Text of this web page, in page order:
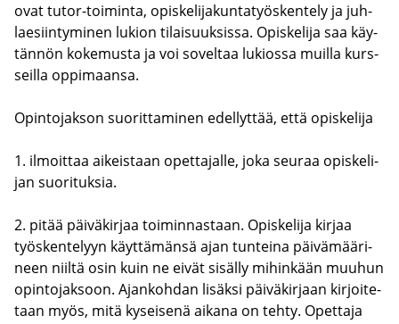
ovat tutor-​toiminta, opis­ke­li­ja­kun­ta­työs­ken­te­ly ja juh­
lae­siin­ty­mi­nen lu­kion ti­lai­suuk­sis­sa. Opis­ke­li­ja saa käy­
tän­nön ko­ke­mus­ta ja voi so­vel­taa lu­kios­sa muil­la kurs­
seil­la op­pi­maan­sa.
Opin­to­jak­son suo­rit­ta­mi­nen edel­lyt­tää, että opis­ke­li­ja
1. il­moit­taa ai­keis­taan opet­ta­jal­le, joka seu­raa opis­ke­li­
jan suo­ri­tuk­sia.
2. pitää päi­vä­kir­jaa toi­min­nas­taan. Opis­ke­li­ja kir­jaa
työs­ken­te­lyyn käyt­tä­män­sä ajan tun­tei­na päi­vä­mää­ri­
neen niil­tä osin kuin ne eivät si­säl­ly mi­hin­kään muu­hun
opin­to­jak­soon. Ajan­koh­dan li­säk­si päi­vä­kir­jaan kir­joi­te­
taan myös, mitä ky­sei­se­nä ai­ka­na on tehty. Opet­ta­ja